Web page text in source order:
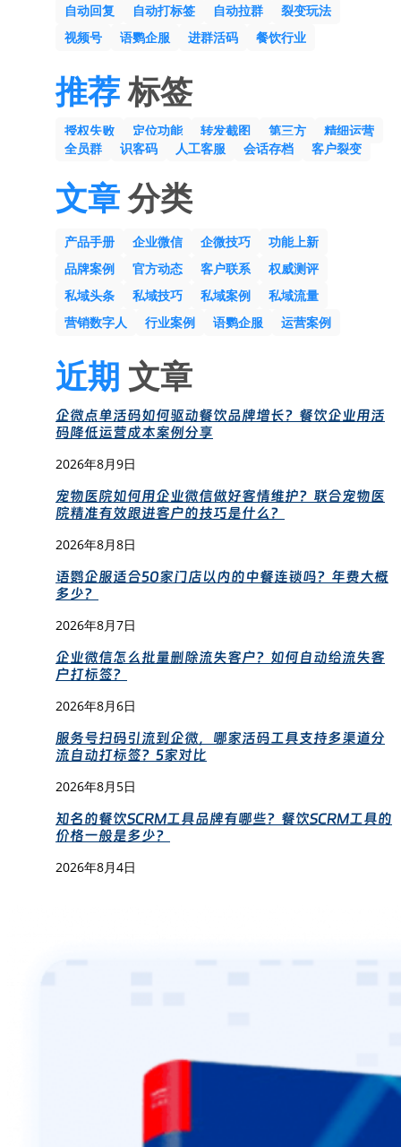
自动回复
自动打标签 自动拉群
裂变玩法
视频号
语鹦企服 进群活码 餐饮行业
推荐标签
授权失败 定位功能 转发截图 第三方
精细运营
全员群
识客码 人工客服 会话存档 客户裂变
文章分类
产品手册 企业微信 企微技巧
功能上新
品牌案例
官方动态 客户联系
权威测评
私域头条
私域技巧 私域案例
私域流量
营销数字人
行业案例 语鹦企服 运营案例
近期 文章
企微点单活码如何驱动餐饮品牌增长？餐饮企业用活
码降低运营成本案例分享
2026年8月9日
宠物医院如何用企业微信做好客情维护？联合宠物医
院精准有效跟进客户的技巧是什么？
2026年8月8日
语鹦企服适合50家门店以内的中餐连锁吗？年费大概
多少？
2026年8月7日
企业微信怎么批量删除流失客户？如何自动给流失客
户打标签？
2026年8月6日
服务号扫码引流到企微，哪家活码工具支持多渠道分
流自动打标签？5家对比
2026年8月5日
知名的餐饮SCRM工具品牌有哪些？餐饮SCRM工具的
价格一般是多少？
2026年8月4日